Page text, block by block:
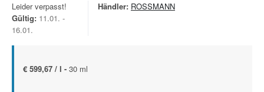
Leider verpasst!
Gültig: 11.01. -
16.01.
Händler: ROSSMANN
€ 599,67 / l - 30 ml